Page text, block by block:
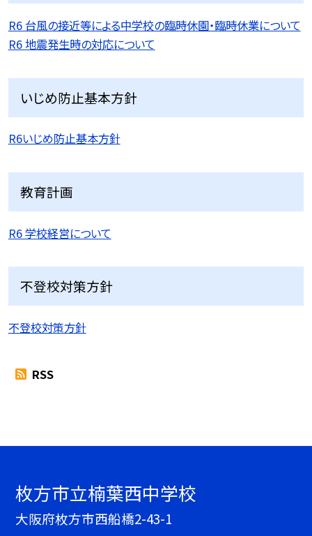
R6 台風の接近等による中学校の臨時休園・臨時休業について
R6 地震発生時の対応について
いじめ防止基本方針
R6いじめ防止基本方針
教育計画
R6 学校経営について
不登校対策方針
不登校対策方針
RSS
枚方市立楠葉西中学校
大阪府枚方市西船橋2-43-1